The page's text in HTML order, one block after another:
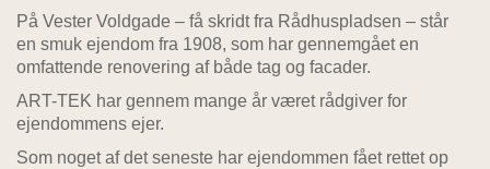
På Vester Voldgade – få skridt fra Rådhuspladsen – står
en smuk ejendom fra 1908, som har gennemgået en
omfattende renovering af både tag og facader.
ART-TEK har gennem mange år været rådgiver for
ejendommens ejer.
Som noget af det seneste har ejendommen fået rettet op